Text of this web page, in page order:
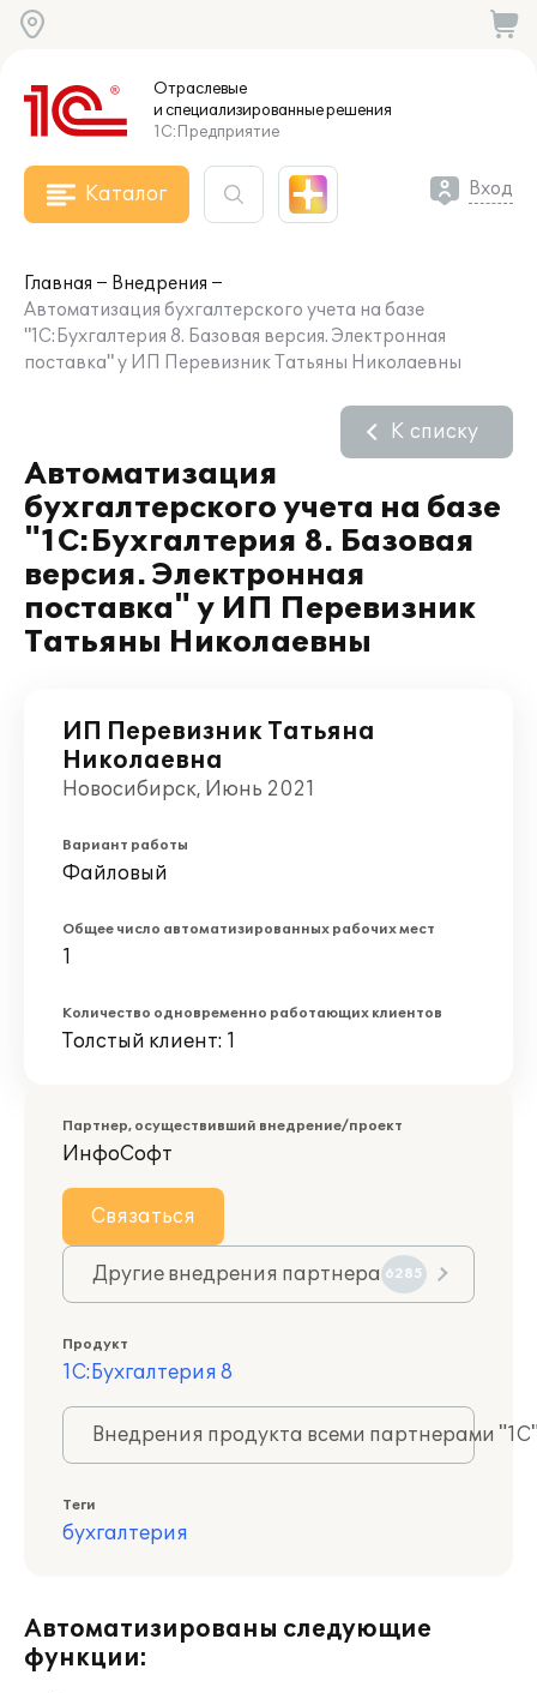
Отраслевые
и специализированныерешения
1С:Предприятие
Каталог Вход
Главная
Внедрения
Автоматизация бухгалтерского учета на базе
"1С:Бухгалтерия 8. Базовая версия. Электронная
поставка" у ИП Перевизник Татьяны Николаевны
Автоматизация
бухгалтерского учета на базе
"1С:Бухгалтерия 8. Базовая
версия. Электронная
поставка" у ИП Перевизник
Татьяны Николаевны
К списку
ИП Перевизник Татьяна
Николаевна
Новосибирск, Июнь 2021
Вариант работы
Файловый
Общее число автоматизированных рабочих мест
1
Количество одновременно работающих клиентов
Толстый клиент: 1
Партнер, осуществивший внедрение/проект
ИнфоСофт
Связаться
Другие внедрения партнера 6285
Продукт
1С:Бухгалтерия 8
Внедрения продукта всеми партнерами
Теги
бухгалтерия
Автоматизированы следующие
функции: